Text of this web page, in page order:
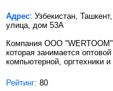
Адрес: Узбекистан,
улица, дом 53А
Компания ООО
которая занимается
компьютерной, оргтехники
Рейтинг: 80